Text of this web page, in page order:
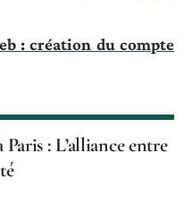
: création du compte
: L’alliance entre